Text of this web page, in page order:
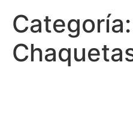
Categoría: